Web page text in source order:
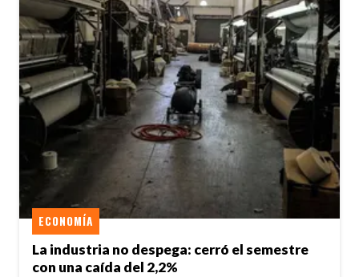
La industria no despega: cerró el semestre
con una caída del 2,2%
ECONOMÍA